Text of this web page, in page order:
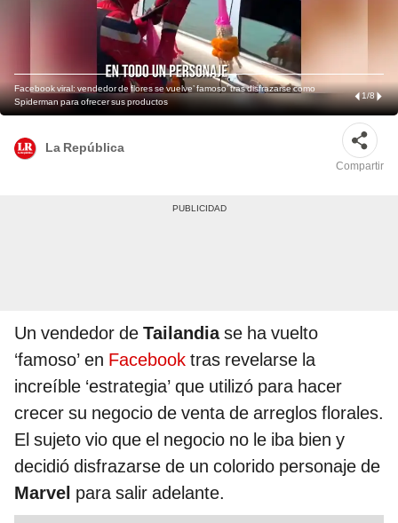
Facebook viral: vendedor de flores se vuelve’ famoso’ tras disfrazarse como
Spiderman para ofrecer sus productos
1/8
La República
Compartir
Un vendedor de Tailandiase ha vuelto
‘famoso’ en Facebook tras revelarse la
increíble ‘estrategia’ que utilizó para hacer
crecer su negocio de venta de arreglos florales.
El sujeto vio que el negocio no le iba bien y
decidió disfrazarse de un colorido personaje de
Marvel para salir adelante.